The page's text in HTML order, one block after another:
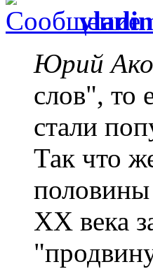
Юрий
слов", то
стали
Так что
половины
ХХ века